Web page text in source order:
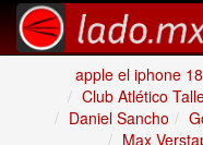
apple el iphone
Club Atlético
Daniel Sancho
Max